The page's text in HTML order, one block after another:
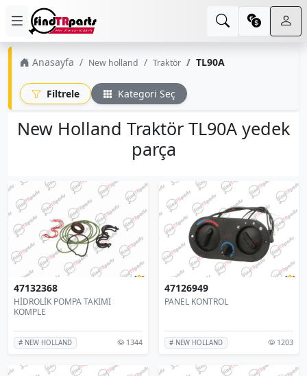
Anasayfa New holland Traktör TL90A
Filtrele Kategori Seç
New Holland Traktör TL90A yedek
parça
47132368
HİDROLİK POMPA TAKIMI
KOMPLE
# NEW HOLLAND 1344
47126949
PANEL KONTROL
# NEW HOLLAND 1203